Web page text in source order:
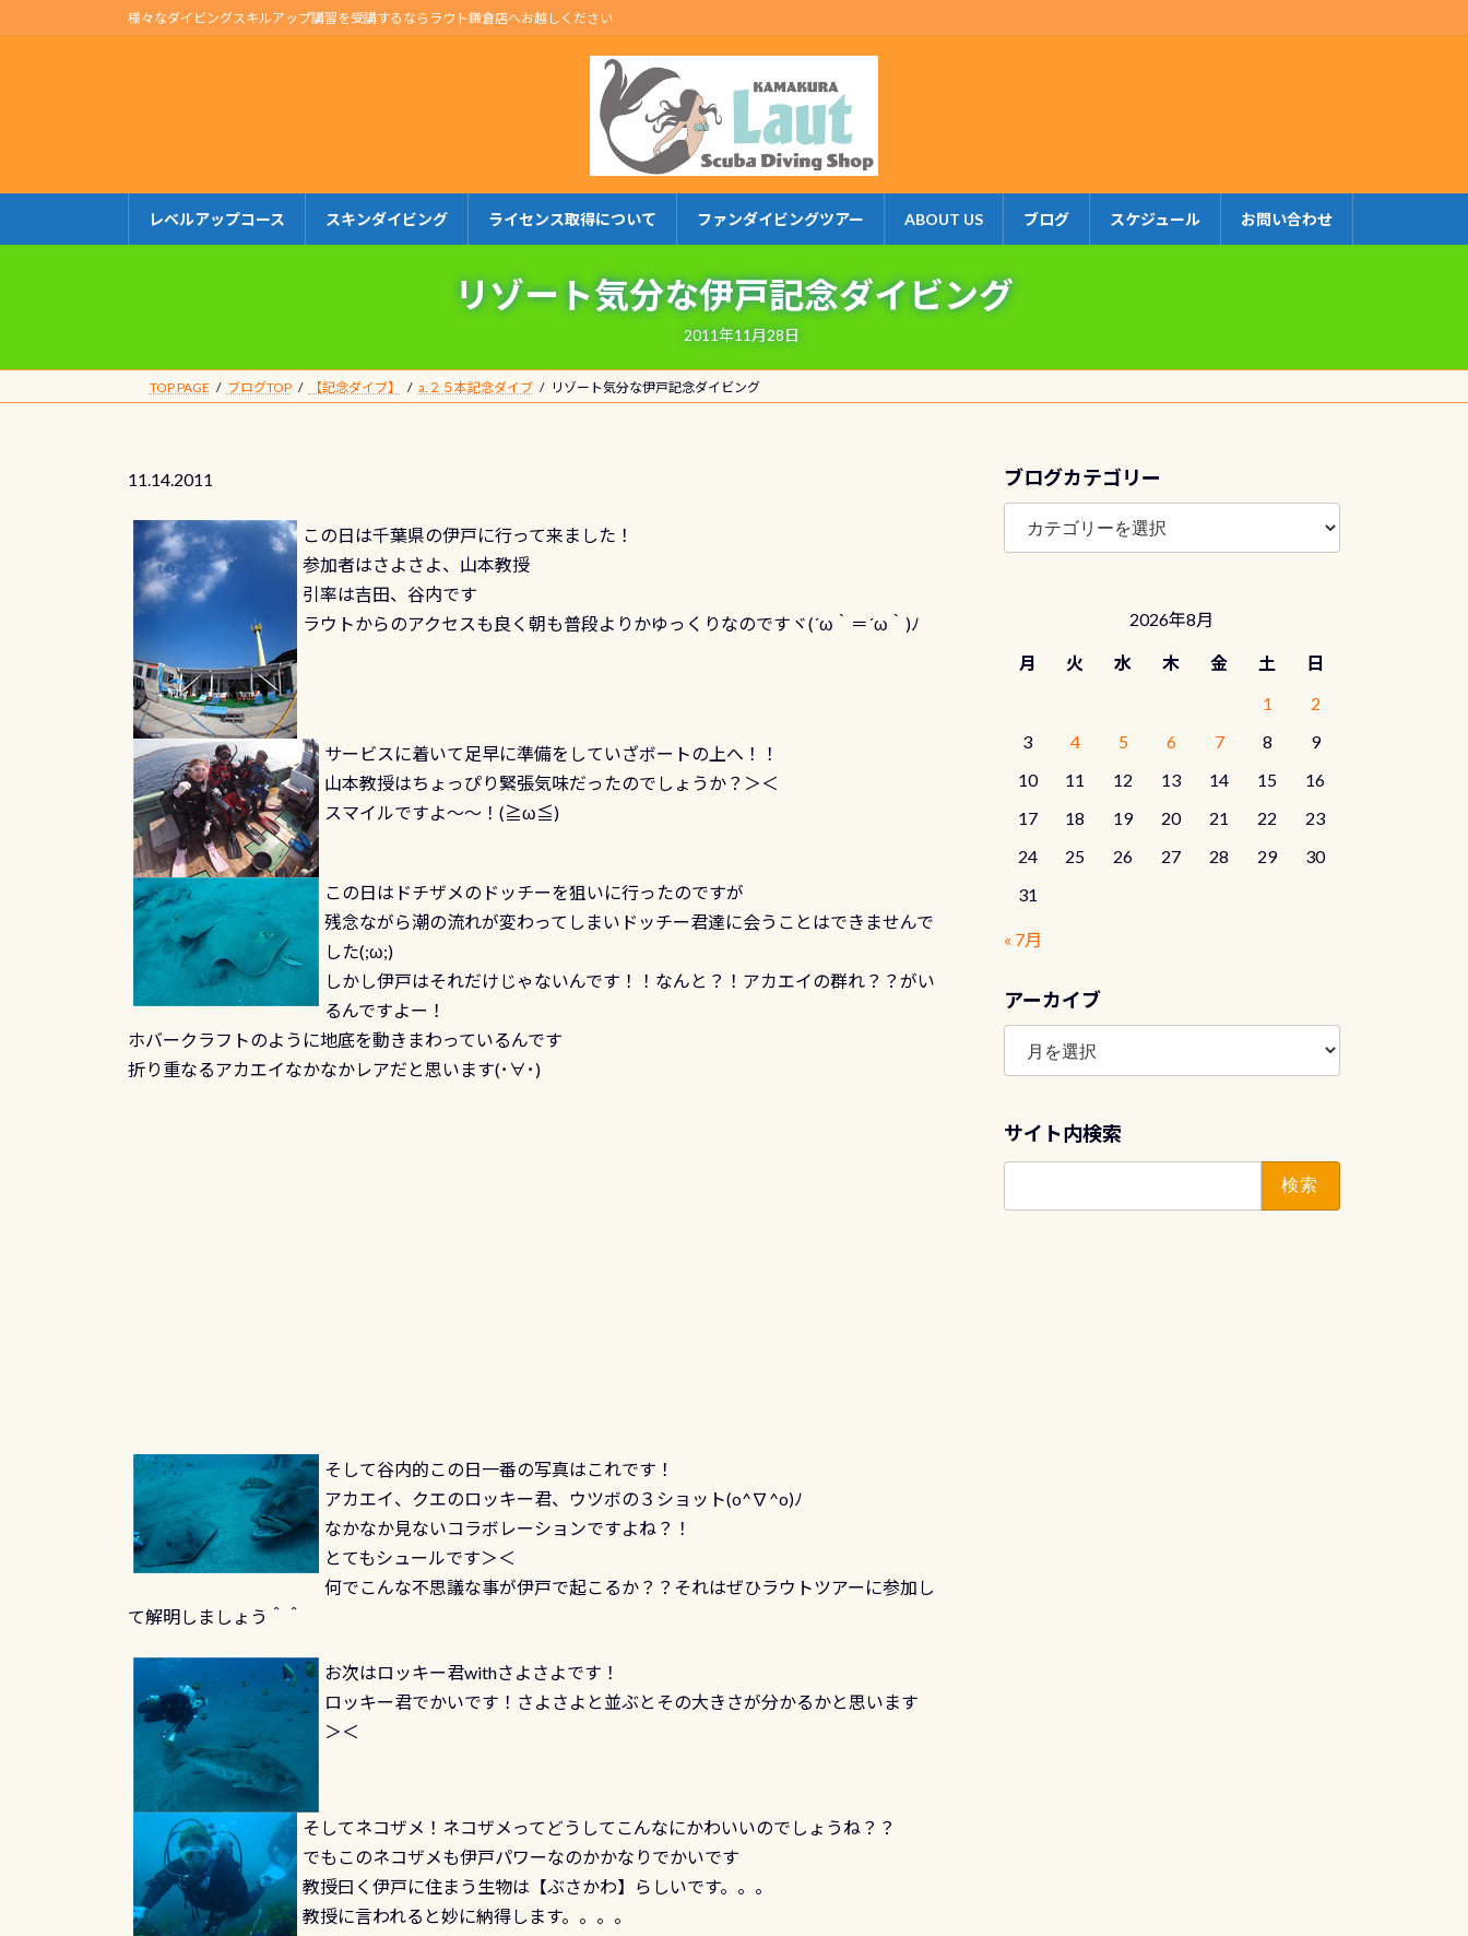
ン
キ
プ
ビ
に
動
様々なダイビングスキルアップ講習を受講するならラウト鎌倉店へお越しください
レベルアップコース スキンダイビング ライセンス取得について ファンダイビングツアー ABOUT US ブログ スケジュール お問い合わせ
リゾート気分な伊戸記念ダイビング
2011年11月28日
TOP PAGE ブログTOP 【記念ダイブ】 a.２５本記念ダイブ リゾート気分な伊戸記念ダイビング
11.14.2011
この日は千葉県の伊戸に行って来ました！
参加者はさよさよ、山本教授
引率は吉田、谷内です
ラウトからのアクセスも良く朝も普段よりかゆっくりなのですヾ(´ω｀＝´ω｀)ﾉ
サービスに着いて足早に準備をしていざボートの上へ！！
山本教授はちょっぴり緊張気味だったのでしょうか？＞＜
スマイルですよ～～！(≧ω≦)
この日はドチザメのドッチーを狙いに行ったのですが
残念ながら潮の流れが変わってしまいドッチー君達に会うことはできませんで
した(;ω;)
しかし伊戸はそれだけじゃないんです！！なんと？！アカエイの群れ？？がい
るんですよー！
ホバークラフトのように地底を動きまわっているんです
折り重なるアカエイなかなかレアだと思います(･∀･)
そして谷内的この日一番の写真はこれです！
アカエイ、クエのロッキー君、ウツボの３ショット(o^∇^o)ﾉ
なかなか見ないコラボレーションですよね？！
とてもシュールです＞＜
何でこんな不思議な事が伊戸で起こるか？？それはぜひラウトツアーに参加し
て解明しましょう＾＾
お次はロッキー君withさよさよです！
ロッキー君でかいです！さよさよと並ぶとその大きさが分かるかと思います
＞＜
そしてネコザメ！ネコザメってどうしてこんなにかわいいのでしょうね？？
でもこのネコザメも伊戸パワーなのかかなりでかいです
教授曰く伊戸に住まう生物は【ぶさかわ】らしいです。。。
教授に言われると妙に納得します。。。。
ブログカテゴリー
ブ
グ
2026年8月
月 火 水 木 金 土
日
1
2
3
4 5 6 7 8
9
10
11 12 13 14 15
16
17
18 19 20 21 22
23
24
25 26 27 28 29
30
31
« 7月
アーカイブ
ア
カ
ブ
サイト内検索